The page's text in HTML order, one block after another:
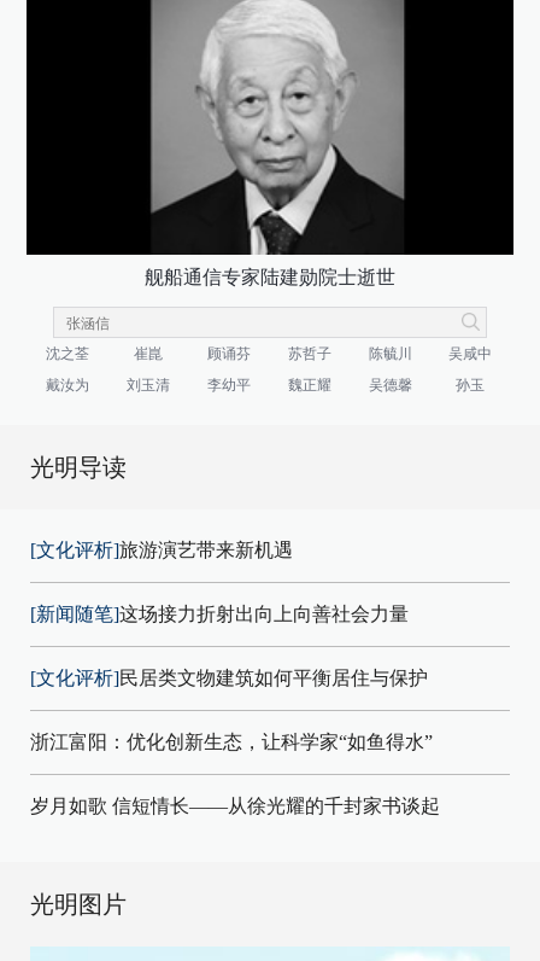
舰船通信专家陆建勋院士逝世
沈之荃 崔崑 顾诵芬 苏哲子 陈毓川
吴咸中
戴汝为
刘玉清 李幼平 魏正耀 吴德馨 孙玉
光明导读
[文化评析]旅游演艺带来新机遇
[新闻随笔]这场接力折射出向上向善社会力量
[文化评析]民居类文物建筑如何平衡居住与保护
浙江富阳：优化创新生态，让科学家“如鱼得水”
岁月如歌 信短情长——从徐光耀的千封家书谈起
光明图片